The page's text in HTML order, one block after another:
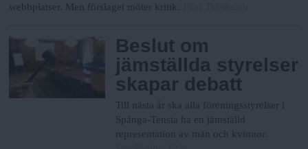
webbplatser. Men förslaget möter kritik.
Beslut om
jämställda styrelser
skapar debatt
Till nästa år ska alla föreningsstyrelser i
Spånga-Tensta ha en jämställd
representation av män och kvinnor.